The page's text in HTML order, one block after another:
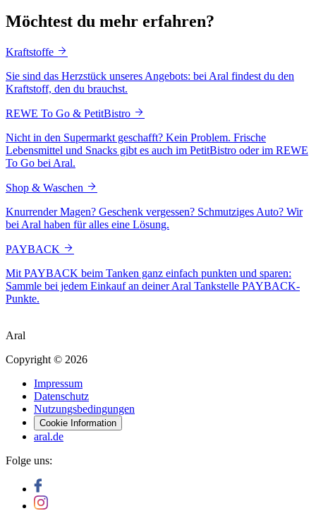
Möchtest du mehr erfahren?
Kraftstoffe
Sie sind das Herzstück unseres Angebots: bei Aral findest du den
Kraftstoff, den du brauchst.
REWE To Go & PetitBistro
Nicht in den Supermarkt geschafft? Kein Problem. Frische
Lebensmittel und Snacks gibt es auch im PetitBistro oder im REWE
To Go bei Aral.
Shop & Waschen
Knurrender Magen? Geschenk vergessen? Schmutziges Auto? Wir
bei Aral haben für alles eine Lösung.
PAYBACK
Mit PAYBACK beim Tanken ganz einfach punkten und sparen:
Sammle bei jedem Einkauf an deiner Aral Tankstelle PAYBACK-
Punkte.
Aral
Copyright © 2026
Impressum
Datenschutz
Nutzungsbedingungen
Cookie Information
aral.de
Folge uns: